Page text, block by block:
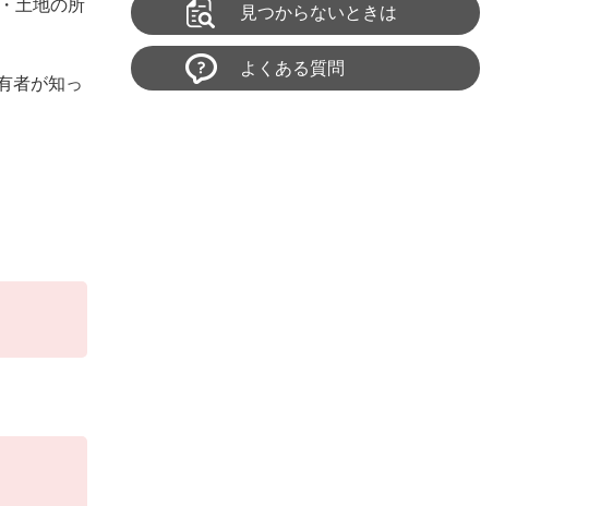
土地の所
者が知っ
見つからないときは
よくある質問